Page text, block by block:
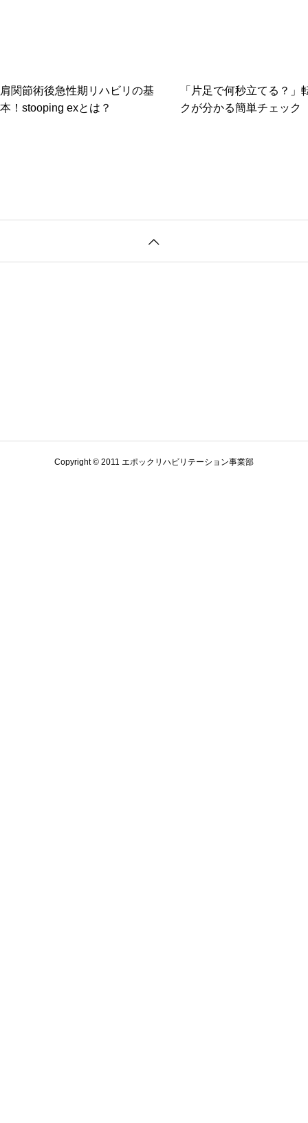
肩関節術後急性期リハビリの基
本！stooping exとは？
「片足で何秒立てる？」
クが分かる簡単チェック
Copyright © 2011 エポックリハビリテーション事業部